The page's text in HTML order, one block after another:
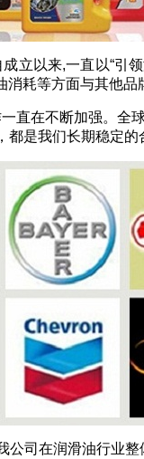
以来,一直以“引
耗等方面与其他品
在不断加强。全
是我们长期稳定的
公司在润滑油行业